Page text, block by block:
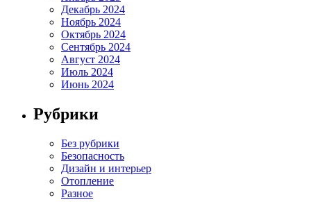
Декабрь 2024
Ноябрь 2024
Октябрь 2024
Сентябрь 2024
Август 2024
Июль 2024
Июнь 2024
Рубрики
Без рубрики
Безопасность
Дизайн и интерьер
Отопление
Разное